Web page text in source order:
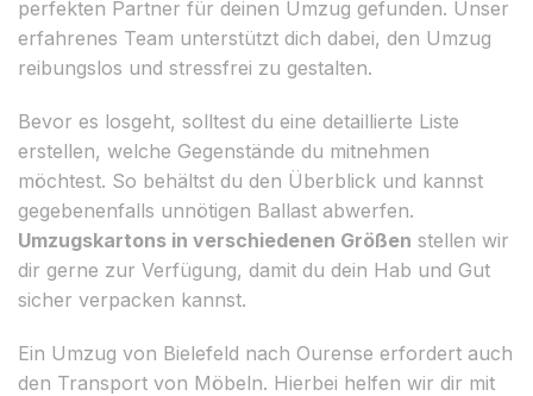
perfekten Partner für deinen Umzug gefunden. Unser
erfahrenes Team unterstützt dich dabei, den Umzug
reibungslos und stressfrei zu gestalten.
Bevor es losgeht, solltest du eine detaillierte Liste
erstellen, welche Gegenstände du mitnehmen
möchtest. So behältst du den Überblick und kannst
gegebenenfalls unnötigen Ballast abwerfen.
Umzugskartons in verschiedenen Größen stellen wir
dir gerne zur Verfügung, damit du dein Hab und Gut
sicher verpacken kannst.
Ein Umzug von Bielefeld nach Ourense erfordert auch
den Transport von Möbeln. Hierbei helfen wir dir mit